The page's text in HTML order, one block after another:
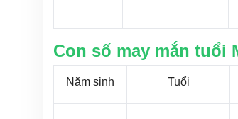
Con số may mắn tuổi
Năm sinh Tuổi